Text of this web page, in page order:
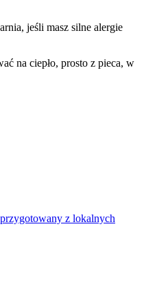
jeśli masz silne alergie
na ciepło, prosto z pieca, w
z lokalnych